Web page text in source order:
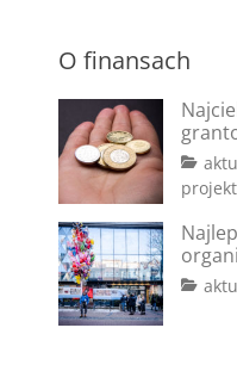
O finansach
projekt